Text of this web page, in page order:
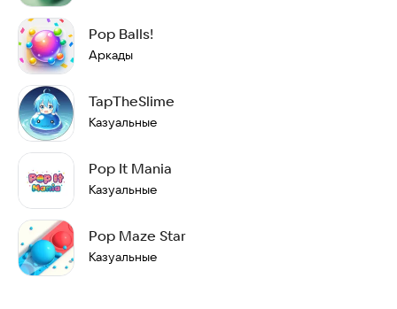
Pop Balls!
Аркады
TapTheSlime
Казуальные
Pop It Mania
Казуальные
Pop Maze Star
Казуальные